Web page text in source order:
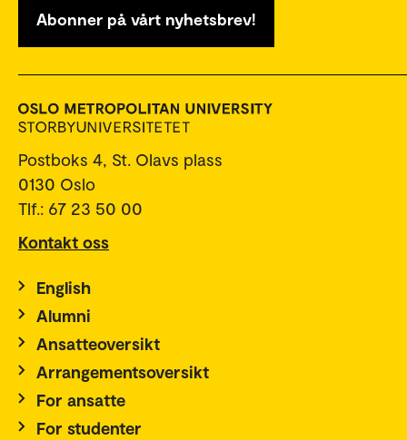
Abonner på vårt nyhetsbrev!
Postboks 4, St. Olavs plass
0130 Oslo
Tlf.: 67 23 50 00
Kontakt oss
English
Alumni
Ansatteoversikt
Arrangementsoversikt
For ansatte
For studenter